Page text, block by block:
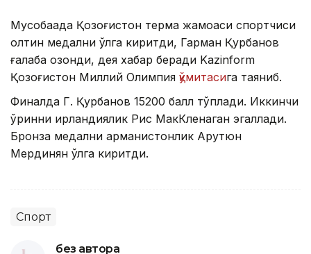
Мусобақада Қозоғистон терма жамоаси спортчиси
олтин медални қўлга киритди, Гарман Қурбанов
ғалаба қозонди, дея хабар беради Kazinform
Қозоғистон Миллий Олимпия қўмитасига таяниб.
Финалда Г. Қурбанов 15200 балл тўплади. Иккинчи
ўринни ирландиялик Рис МакКленаган эгаллади.
Бронза медални арманистонлик Арутюн
Мердинян қўлга киритди.
Спорт
без автора